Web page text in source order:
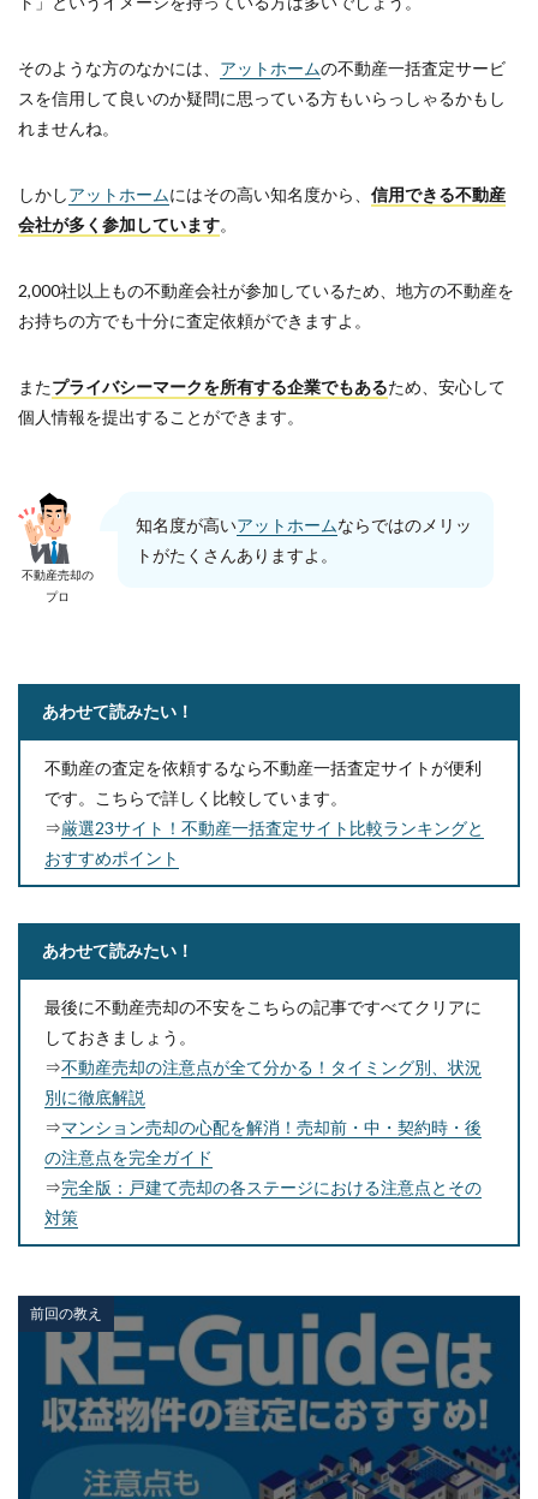
そのような方のなかには、 アットホームの不動産一括査定サービ
スを信用して良いのか疑問に思っている方もいらっしゃるかもし
れませんね。
しかしアットホームにはその高い知名度から、 信用できる不動産
会社が多く参加しています。
2,000社以上もの不動産会社が参加しているため、地方の不動産を
お持ちの方でも十分に査定依頼ができますよ。
またプライバシーマークを所有する企業でもあるため、安心して
個人情報を提出することができます。
不動産売却の
プロ
知名度が高いアットホームならではのメリッ
トがたくさんありますよ。
あわせて読みたい！
不動産の査定を依頼するなら不動産一括査定サイトが便利
です。こちらで詳しく比較しています。
⇒厳選23サイト！不動産一括査定サイト比較ランキングと
おすすめポイント
あわせて読みたい！
最後に不動産売却の不安をこちらの記事ですべてクリアに
しておきましょう。
⇒不動産売却の注意点が全て分かる！タイミング別、状況
別に徹底解説
⇒マンション売却の心配を解消！売却前・中・契約時・後
の注意点を完全ガイド
⇒完全版：戸建て売却の各ステージにおける注意点とその
対策
前回の教え